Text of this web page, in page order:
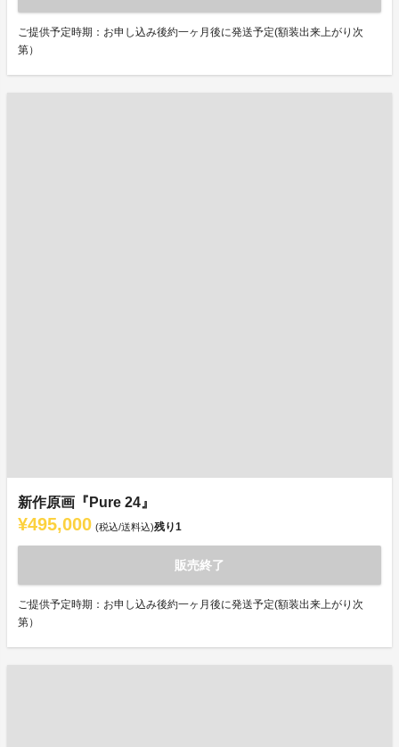
ご提供予定時期：お申し込み後約一ヶ月後に発送予定(額装出来上がり次
第）
新作原画『Pure 24』
¥495,000 (税込/送料込)残り1
販売終了
ご提供予定時期：お申し込み後約一ヶ月後に発送予定(額装出来上がり次
第）